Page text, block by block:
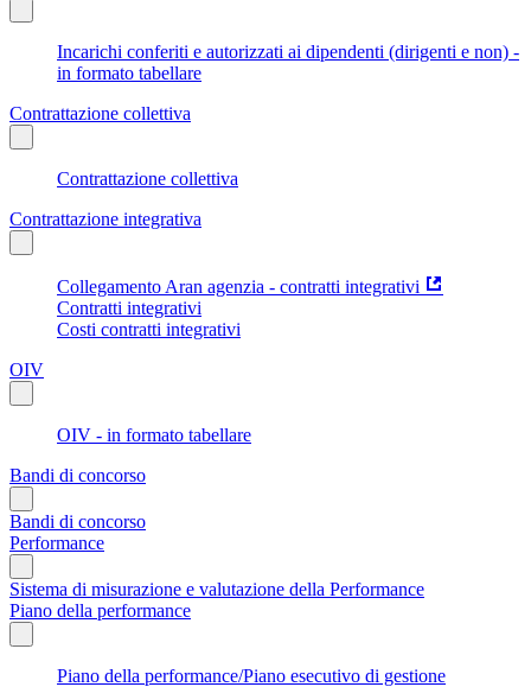
Incarichi conferiti e autorizzati ai dipendenti (dirigenti e non) -
in formato tabellare
Contrattazione collettiva
Contrattazione collettiva
Contrattazione integrativa
Collegamento Aran agenzia - contratti integrativi
Contratti integrativi
Costi contratti integrativi
OIV
OIV - in formato tabellare
Bandi di concorso
Bandi di concorso
Performance
Sistema di misurazione e valutazione della Performance
Piano della performance
Piano della performance/Piano esecutivo di gestione